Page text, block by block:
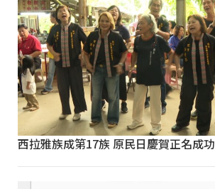
西拉雅族成第17族 原民日慶賀正名成功